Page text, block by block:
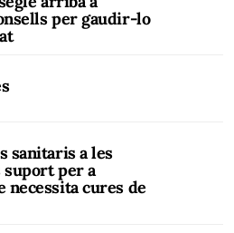
per gaudir-lo
sanitaris a les
suport per a
necessita cures de